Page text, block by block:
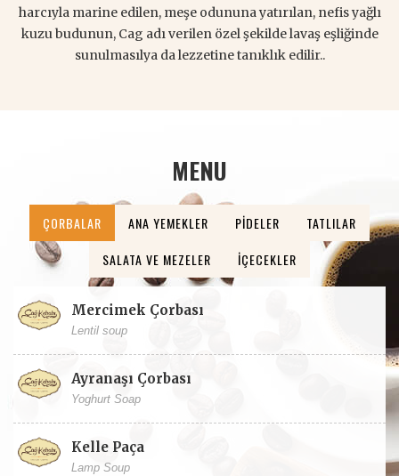
harcıyla marine edilen, meşe odununa yatırılan, nefis yağlı
kuzu budunun, Cag adı verilen özel şekilde lavaş eşliğinde
sunulmasılya da lezzetine tanıklık edilir..
MENU
ÇORBALAR ANA YEMEKLER PIDELER
TATLILAR
SALATA VE MEZELER
İÇECEKLER
Mercimek Çorbası
Lentil soup
Ayranaşı Çorbası
Yoghurt Soap
Kelle Paça
Lamp Soup